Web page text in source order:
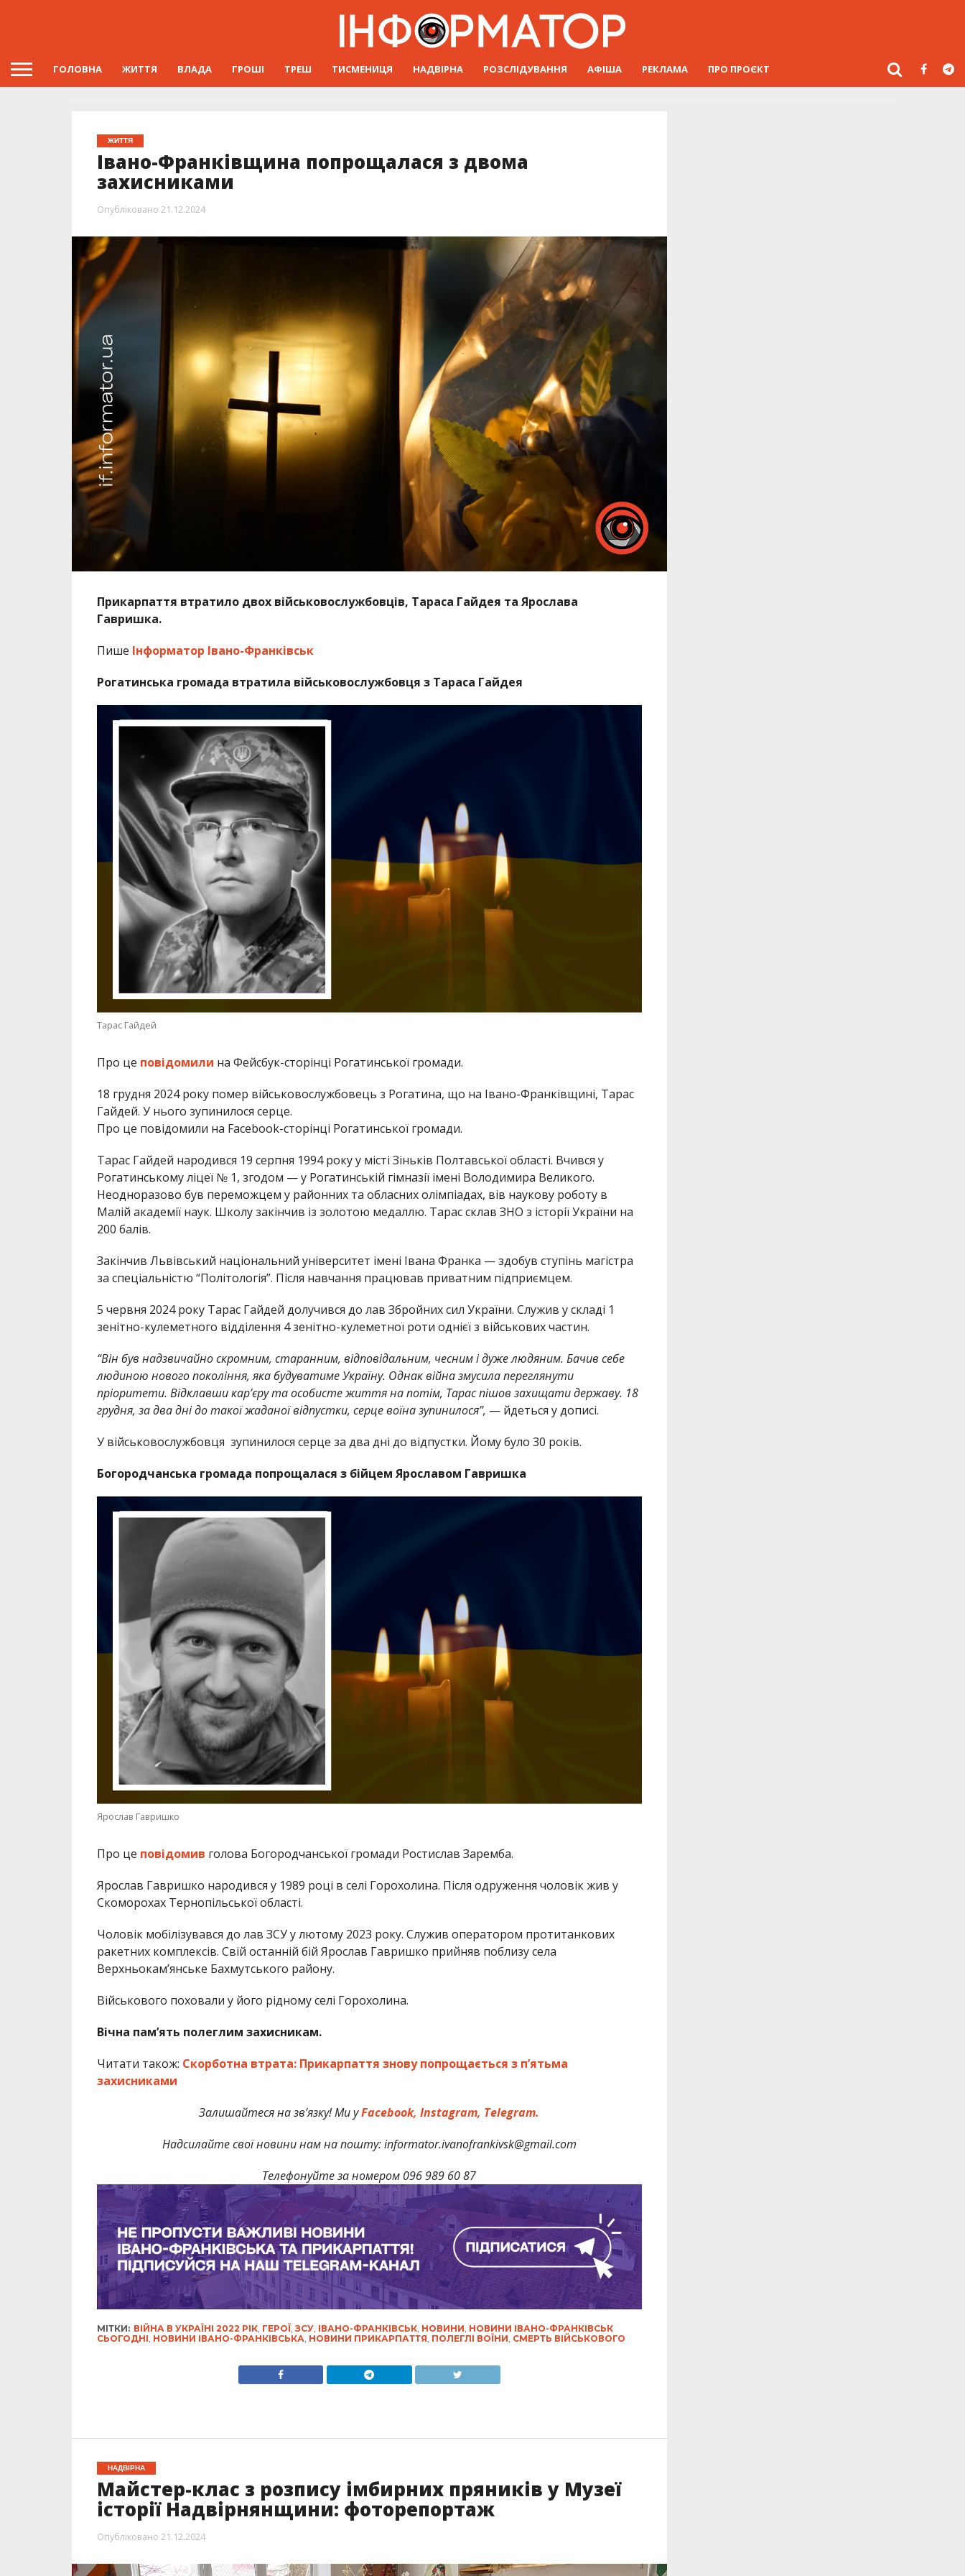
ГОЛОВНА ЖИТТЯ ВЛАДА ГРОШІ ТРЕШ ТИСМЕНИЦЯ НАДВІРНА РОЗСЛІДУВАННЯ АФІША РЕКЛАМА ПРО ПРОЄКТ
ЖИТТЯ
Івано-Франківщина попрощалася з двома
захисниками
Опубліковано 21.12.2024
Прикарпаття втратило двох військовослужбовців, Тараса Гайдея та Ярослава
Гавришка.
Пише Інформатор Івано-Франківськ
Рогатинська громада втратила військовослужбовця з Тараса Гайдея
Тарас Гайдей
Про це повідомили на Фейсбук-сторінці Рогатинської громади.
18 грудня 2024 року помер військовослужбовець з Рогатина, що на Івано-Франківщині, Тарас
Гайдей. У нього зупинилося серце.
Про це повідомили на Facebook-сторінці Рогатинської громади.
Тарас Гайдей народився 19 серпня 1994 року у місті Зіньків Полтавської області. Вчився у
Рогатинському ліцеї № 1, згодом — у Рогатинській гімназії імені Володимира Великого.
Неодноразово був переможцем у районних та обласних олімпіадах, вів наукову роботу в
Малій академії наук. Школу закінчив із золотою медаллю. Тарас склав ЗНО з історії України на
200 балів.
Закінчив Львівський національний університет імені Івана Франка — здобув ступінь магістра
за спеціальністю “Політологія”. Після навчання працював приватним підприємцем.
5 червня 2024 року Тарас Гайдей долучився до лав Збройних сил України. Служив у складі 1
зенітно-кулеметного відділення 4 зенітно-кулеметної роти однієї з військових частин.
“Він був надзвичайно скромним, старанним, відповідальним, чесним і дуже людяним. Бачив себе
людиною нового покоління, яка будуватиме Україну. Однак війна змусила переглянути
пріоритети. Відклавши кар’єру та особисте життя на потім, Тарас пішов захищати державу. 18
грудня, за два дні до такої жаданої відпустки, серце воїна зупинилося”, — йдеться у дописі.
У військовослужбовця зупинилося серце за два дні до відпустки. Йому було 30 років.
Богородчанська громада попрощалася з бійцем Ярославом Гавришка
Ярослав Гавришко
Про це повідомив голова Богородчанської громади Ростислав Заремба.
Ярослав Гавришко народився у 1989 році в селі Горохолина. Після одруження чоловік жив у
Скоморохах Тернопільської області.
Чоловік мобілізувався до лав ЗСУ у лютому 2023 року. Служив оператором протитанкових
ракетних комплексів. Свій останній бій Ярослав Гавришко прийняв поблизу села
Верхньокам’янське Бахмутського району.
Військового поховали у його рідному селі Горохолина.
Вічна пам’ять полеглим захисникам.
Читати також: Скорботна втрата: Прикарпаття знову попрощається з п’ятьма
захисниками
Залишайтеся на зв’язку! Ми уFacebook, Instagram, Telegram.
Надсилайте свої новини нам на пошту: informator.ivanofrankivsk@gmail.com
Телефонуйте за номером 096 989 60 87
МІТКИ: ВІЙНА В УКРАЇНІ 2022 РІК, ГЕРОЇ, ЗСУ, ІВАНО-ФРАНКІВСЬК, НОВИНИ, НОВИНИ ІВАНО-ФРАНКІВСЬК
СЬОГОДНІ, НОВИНИ ІВАНО-ФРАНКІВСЬКА, НОВИНИ ПРИКАРПАТТЯ, ПОЛЕГЛІ ВОЇНИ, СМЕРТЬ ВІЙСЬКОВОГО
НАДВІРНА
Майстер-клас з розпису імбирних пряників у Музеї
історії Надвірнянщини: фоторепортаж
Опубліковано 21.12.2024